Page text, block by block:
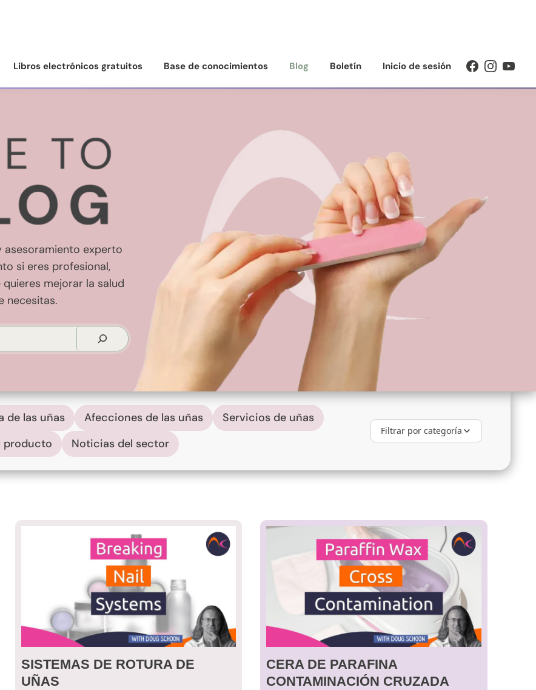
Libros electrónicos gratuitos Base de conocimientos Blog Boletín Inicio de sesión
asesoramiento experto
si eres profesional,
mejorar la salud
necesitas.
de las uñas Afecciones de las uñas
Servicios de uñas
producto
Noticias del sector
Filtrar por categoría
SISTEMAS DE ROTURA DE
UÑAS
CERA DE PARAFINA
CONTAMINACIÓN CRUZADA